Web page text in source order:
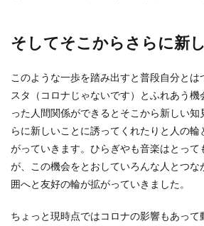
そしてそこからさらに新
このような一歩を踏み出すと普段自分とは
スタ（コロナじゃないです）とふれあう
った人間関係ができるとそこから新しい知
らに新しいことに誘ってくれたりと人の
がっていきます。ひらぎやも音楽はとって
が、この機会をとおしていろんな人とつな
囲へと友好の輪が拡がっていきました。
ちょっと現時点ではコロナの影響もあって